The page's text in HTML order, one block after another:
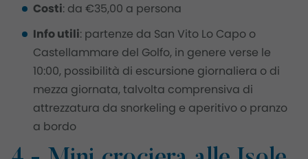
Costi: da €35,00 a persona
Info utili: partenze da San Vito Lo Capo o
Castellammare del Golfo, in genere verse le
10:00, possibilità di escursione giornaliera o di
mezza giornata, talvolta comprensiva di
attrezzatura da snorkeling e aperitivo o pranzo
a bordo